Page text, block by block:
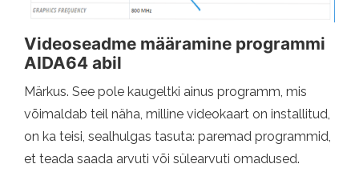
Videoseadme määramine programmi
AIDA64 abil
Märkus. See pole kaugeltki ainus programm, mis
võimaldab teil näha, milline videokaart on installitud,
on ka teisi, sealhulgas tasuta: paremad programmid,
et teada saada arvuti või sülearvuti omadused.